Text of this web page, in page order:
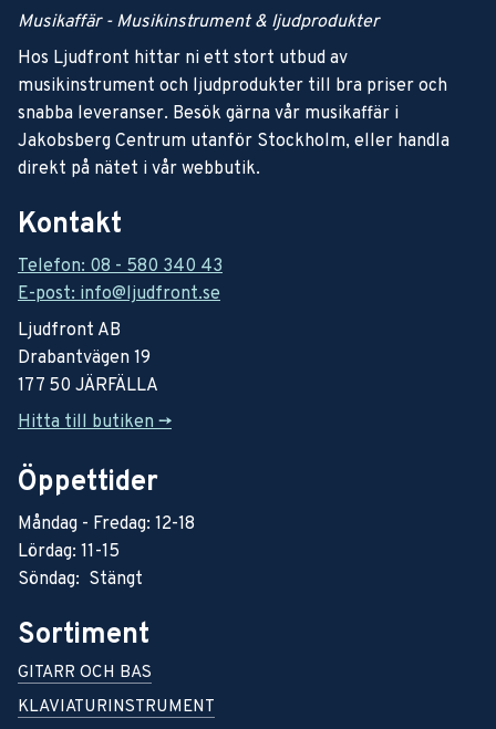
Musikaffär - Musikinstrument & ljudprodukter
Hos Ljudfront hittar ni ett stort utbud av
musikinstrument och ljudprodukter till bra priser och
snabba leveranser. Besök gärna vår musikaffär i
Jakobsberg Centrum utanför Stockholm, eller handla
direkt på nätet i vår webbutik.
Kontakt
Telefon: 08 - 580 340 43
E-post: info@ljudfront.se
Ljudfront AB
Drabantvägen 19
177 50 JÄRFÄLLA
Hitta till butiken ->
Öppettider
Måndag - Fredag: 12-18
Lördag: 11-15
Söndag: Stängt
Sortiment
GITARR OCH BAS
KLAVIATURINSTRUMENT